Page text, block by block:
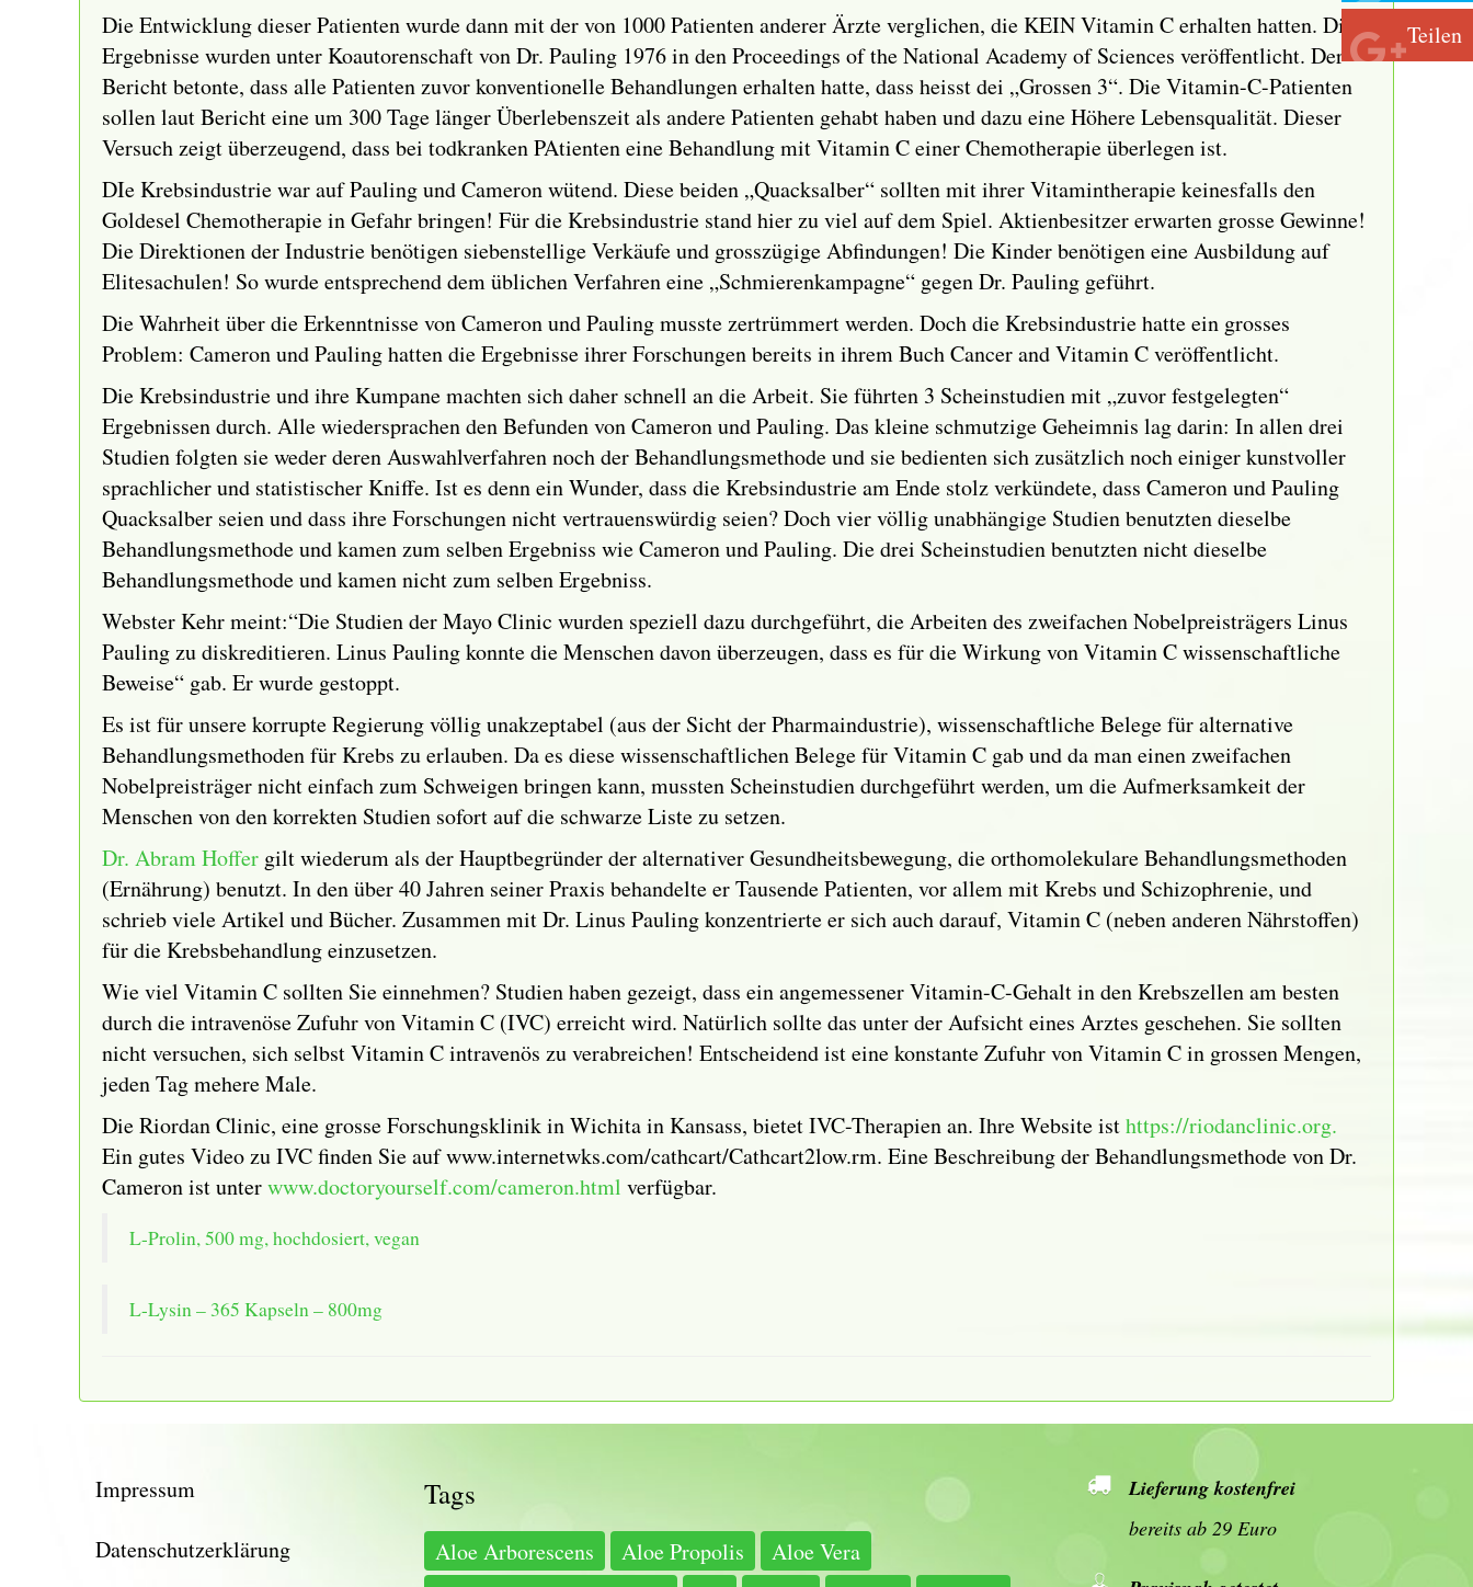
Teilen
Die Entwicklung dieser Patienten wurde dann mit der von 1000 Patienten anderer Ärzte verglichen, die KEIN Vitamin C erhalten hatten. Die
Ergebnisse wurden unter Koautorenschaft von Dr. Pauling 1976 in den Proceedings of the National Academy of Sciences veröffentlicht. Der
Bericht betonte, dass alle Patienten zuvor konventionelle Behandlungen erhalten hatte, dass heisst dei „Grossen 3“. Die Vitamin-C-Patienten
sollen laut Bericht eine um 300 Tage länger Überlebenszeit als andere Patienten gehabt haben und dazu eine Höhere Lebensqualität. Dieser
Versuch zeigt überzeugend, dass bei todkranken PAtienten eine Behandlung mit Vitamin C einer Chemotherapie überlegen ist.
DIe Krebsindustrie war auf Pauling und Cameron wütend. Diese beiden „Quacksalber“ sollten mit ihrer Vitamintherapie keinesfalls den
Goldesel Chemotherapie in Gefahr bringen! Für die Krebsindustrie stand hier zu viel auf dem Spiel. Aktienbesitzer erwarten grosse Gewinne!
Die Direktionen der Industrie benötigen siebenstellige Verkäufe und grosszügige Abfindungen! Die Kinder benötigen eine Ausbildung auf
Elitesachulen! So wurde entsprechend dem üblichen Verfahren eine „Schmierenkampagne“ gegen Dr. Pauling geführt.
Die Wahrheit über die Erkenntnisse von Cameron und Pauling musste zertrümmert werden. Doch die Krebsindustrie hatte ein grosses
Problem: Cameron und Pauling hatten die Ergebnisse ihrer Forschungen bereits in ihrem Buch Cancer and Vitamin C veröffentlicht.
Die Krebsindustrie und ihre Kumpane machten sich daher schnell an die Arbeit. Sie führten 3 Scheinstudien mit „zuvor festgelegten“
Ergebnissen durch. Alle wiedersprachen den Befunden von Cameron und Pauling. Das kleine schmutzige Geheimnis lag darin: In allen drei
Studien folgten sie weder deren Auswahlverfahren noch der Behandlungsmethode und sie bedienten sich zusätzlich noch einiger kunstvoller
sprachlicher und statistischer Kniffe. Ist es denn ein Wunder, dass die Krebsindustrie am Ende stolz verkündete, dass Cameron und Pauling
Quacksalber seien und dass ihre Forschungen nicht vertrauenswürdig seien? Doch vier völlig unabhängige Studien benutzten dieselbe
Behandlungsmethode und kamen zum selben Ergebniss wie Cameron und Pauling. Die drei Scheinstudien benutzten nicht dieselbe
Behandlungsmethode und kamen nicht zum selben Ergebniss.
Webster Kehr meint:“Die Studien der Mayo Clinic wurden speziell dazu durchgeführt, die Arbeiten des zweifachen Nobelpreisträgers Linus
Pauling zu diskreditieren. Linus Pauling konnte die Menschen davon überzeugen, dass es für die Wirkung von Vitamin C wissenschaftliche
Beweise“ gab. Er wurde gestoppt.
Es ist für unsere korrupte Regierung völlig unakzeptabel (aus der Sicht der Pharmaindustrie), wissenschaftliche Belege für alternative
Behandlungsmethoden für Krebs zu erlauben. Da es diese wissenschaftlichen Belege für Vitamin C gab und da man einen zweifachen
Nobelpreisträger nicht einfach zum Schweigen bringen kann, mussten Scheinstudien durchgeführt werden, um die Aufmerksamkeit der
Menschen von den korrekten Studien sofort auf die schwarze Liste zu setzen.
Dr. Abram Hoffer gilt wiederum als der Hauptbegründer der alternativer Gesundheitsbewegung, die orthomolekulare Behandlungsmethoden
(Ernährung) benutzt. In den über 40 Jahren seiner Praxis behandelte er Tausende Patienten, vor allem mit Krebs und Schizophrenie, und
schrieb viele Artikel und Bücher. Zusammen mit Dr. Linus Pauling konzentrierte er sich auch darauf, Vitamin C (neben anderen Nährstoffen)
für die Krebsbehandlung einzusetzen.
Wie viel Vitamin C sollten Sie einnehmen? Studien haben gezeigt, dass ein angemessener Vitamin-C-Gehalt in den Krebszellen am besten
durch die intravenöse Zufuhr von Vitamin C (IVC) erreicht wird. Natürlich sollte das unter der Aufsicht eines Arztes geschehen. Sie sollten
nicht versuchen, sich selbst Vitamin C intravenös zu verabreichen! Entscheidend ist eine konstante Zufuhr von Vitamin C in grossen Mengen,
jeden Tag mehere Male.
Die Riordan Clinic, eine grosse Forschungsklinik in Wichita in Kansass, bietet IVC-Therapien an. Ihre Website isthttps://riodanclinic.org.
Ein gutes Video zu IVC finden Sie auf www.internetwks.com/cathcart/Cathcart2low.rm. Eine Beschreibung der Behandlungsmethode von Dr.
Cameron ist unterwww.doctoryourself.com/cameron.html verfügbar.
L-Prolin, 500 mg, hochdosiert, vegan
L-Lysin – 365 Kapseln – 800mg
Impressum
Datenschutzerklärung
Tags
Aloe Arborescens Aloe Propolis
Aloe Vera
Lieferung kostenfrei
bereits ab 29 Euro